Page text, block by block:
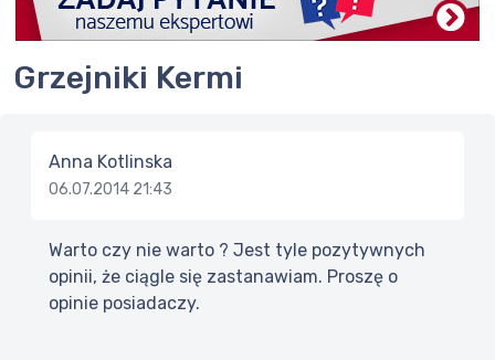
Grzejniki Kermi
Anna Kotlinska
06.07.2014 21:43
Warto czy nie warto ? Jest tyle pozytywnych
opinii, że ciągle się zastanawiam. Proszę o
opinie posiadaczy.